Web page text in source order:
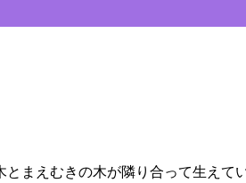
まえむきの木が隣り合って生えて